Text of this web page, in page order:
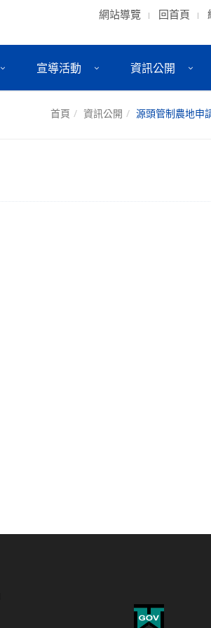
網站導覽 回首頁
宣導活動 資訊公開
首頁 資訊公開 源頭管制農地申